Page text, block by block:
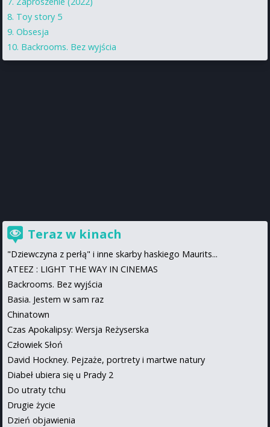
Toy story 5
Obsesja
Backrooms. Bez wyjścia
Teraz w kinach
"Dziewczyna z perłą" i inne skarby haskiego Maurits...
ATEEZ : LIGHT THE WAY IN CINEMAS
Backrooms. Bez wyjścia
Basia. Jestem w sam raz
Chinatown
Czas Apokalipsy: Wersja Reżyserska
Człowiek Słoń
David Hockney. Pejzaże, portrety i martwe natury
Diabeł ubiera się u Prady 2
Do utraty tchu
Drugie życie
Dzień objawienia